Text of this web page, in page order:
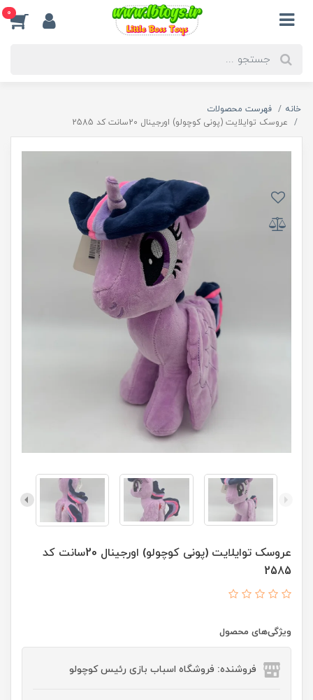
0
خانه
فهرست محصولات
عروسک توایلایت (پونی کوچولو) اورجینال 20سانت کد 2585
عروسک توایلایت (پونی کوچولو) اورجینال 20سانت کد
2585
ویژگی‌های محصول
فروشنده: فروشگاه اسباب بازی رئیس کوچولو